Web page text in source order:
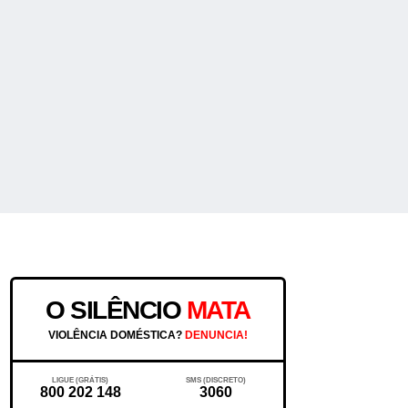
O SILÊNCIO MATA
VIOLÊNCIA DOMÉSTICA? DENUNCIA!
LIGUE (GRÁTIS)
800 202 148
SMS (DISCRETO)
3060